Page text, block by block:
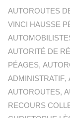
AUTOROUTES
VINCI HAUSSE
AUTORITÉ DE
PÉAGES,
ADMINISTRATIF,
AUTOROUTES,
RECOURS